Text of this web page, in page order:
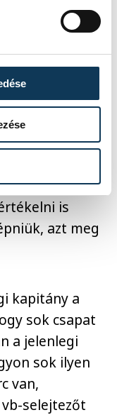
a
is
azt meg
kapitány a
sok csapat
a jelenlegi
sok ilyen
van,
selejtezőt